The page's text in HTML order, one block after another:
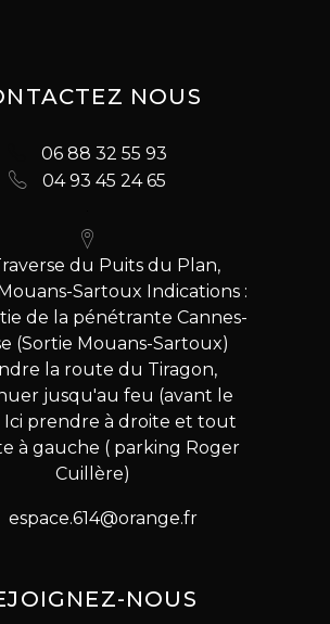
NOUS
06 88 32 55 93
04 93 45 24 65
du Puits du Plan,
Sartoux Indications :
de la pénétrante Cannes-
(Sortie Mouans-Sartoux)
la route du Tiragon,
jusqu'au feu (avant le
Ici prendre à droite et tout
à gauche ( parking Roger
Cuillère)
espace.614@orange.fr
NOUS